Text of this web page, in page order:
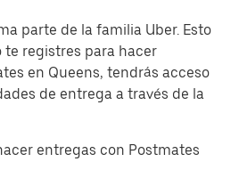
parte de la familia Uber. Esto
registres para hacer
en Queens, tendrás acceso
de entrega a través de la
entregas con Postmates